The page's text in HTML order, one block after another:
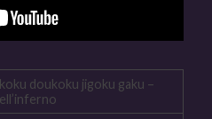
doukoku jigoku gaku –